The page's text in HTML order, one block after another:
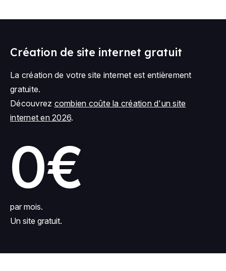
Création de site internet gratuit
La création de votre site internet est entièrement
gratuite.
Découvrez combien coûte la création d'un site
internet en 2026.
0€
par mois.
Un site gratuit.